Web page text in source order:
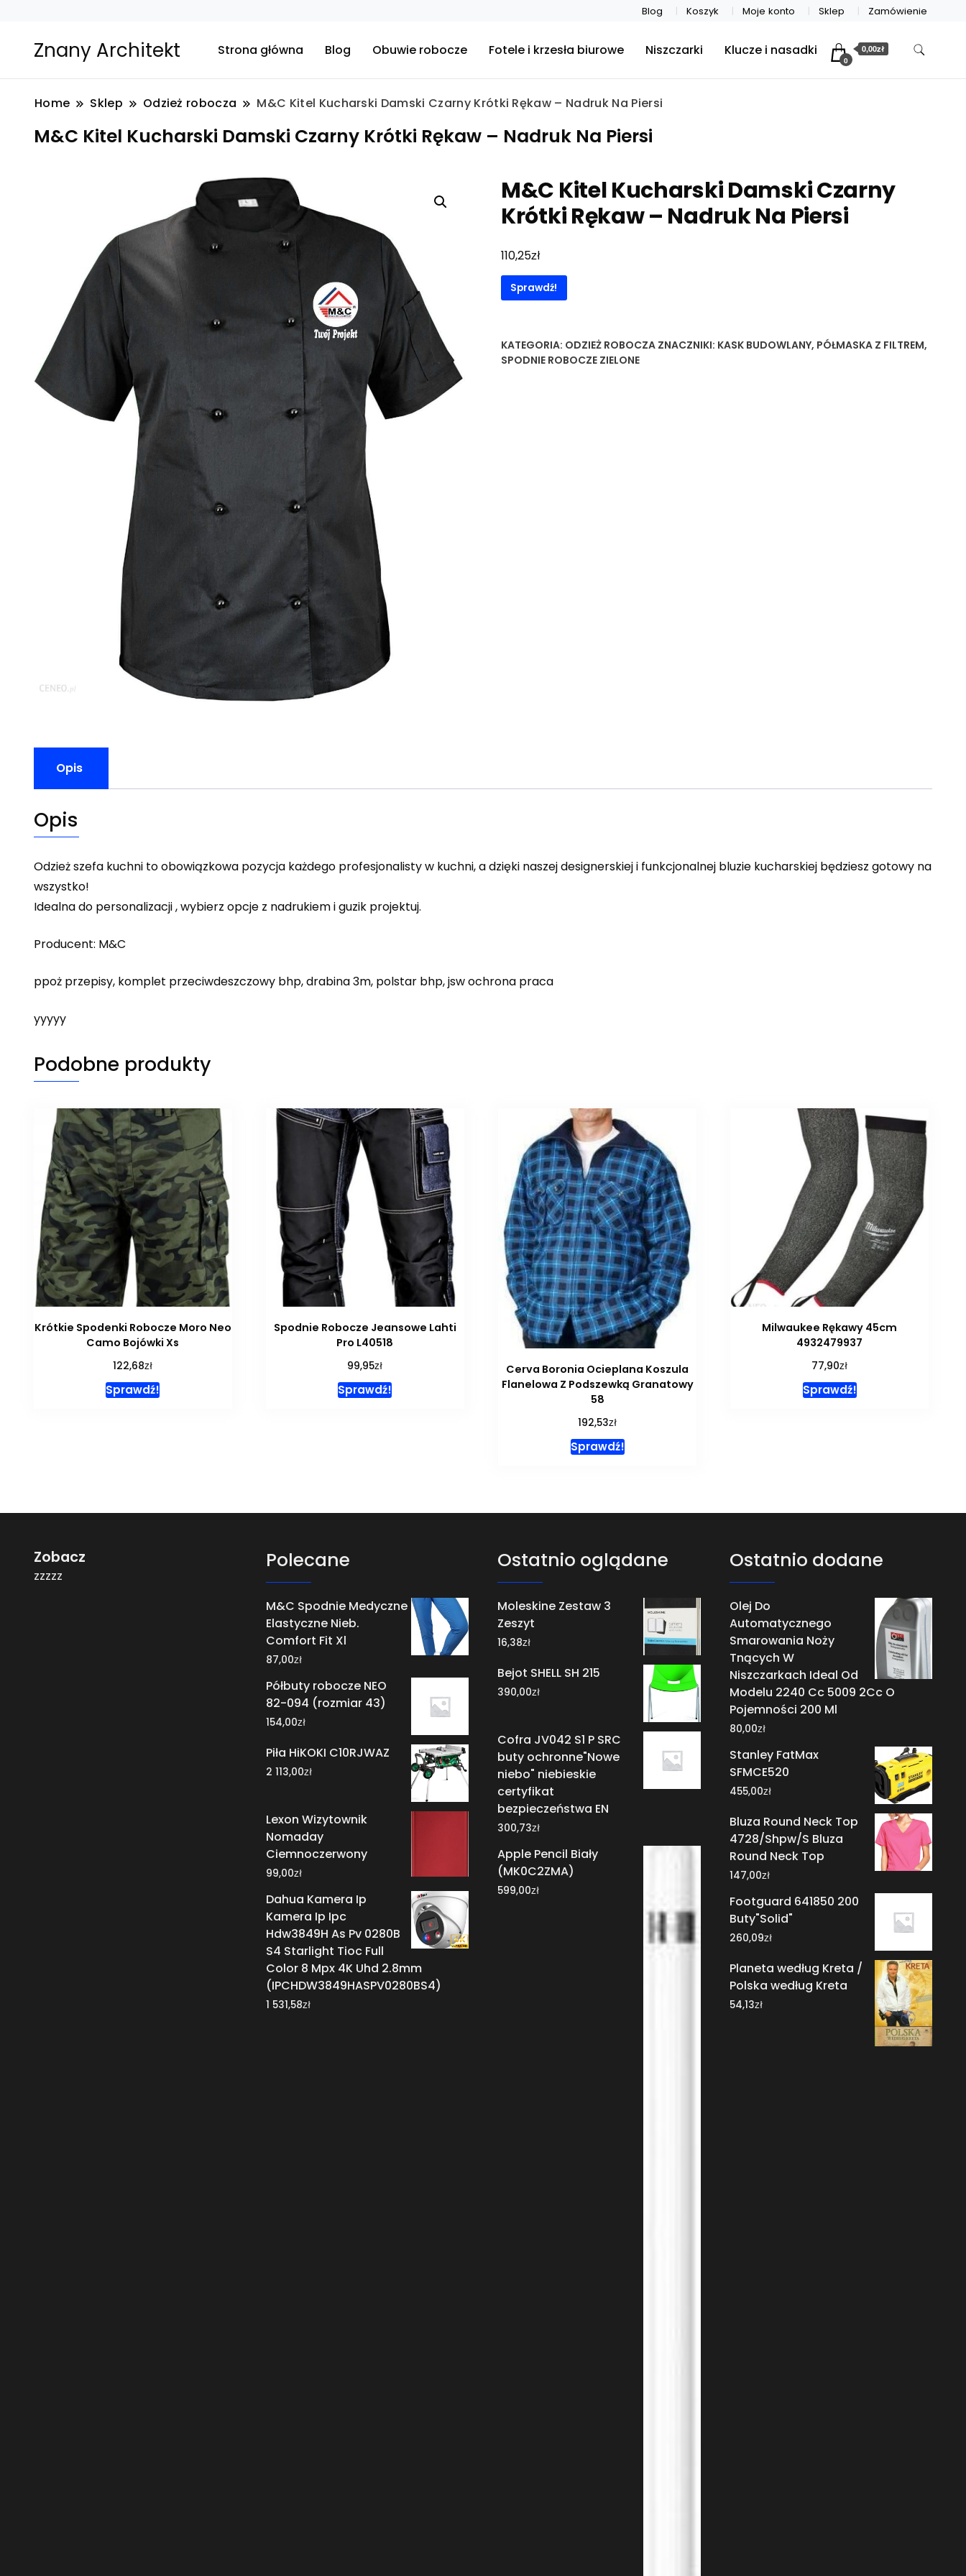
Blog Koszyk Moje konto Sklep Zamówienie
Znany Architekt Strona główna Blog Obuwie robocze Fotele i krzesła biurowe Niszczarki Klucze i nasadki
0
0,00zł
Home Sklep Odzież robocza M&C Kitel Kucharski Damski Czarny Krótki Rękaw – Nadruk Na Piersi
M&C Kitel Kucharski Damski Czarny Krótki Rękaw – Nadruk Na Piersi
M&C Kitel Kucharski Damski Czarny
Krótki Rękaw – Nadruk Na Piersi
110,25zł
Sprawdź!
KATEGORIA: ODZIEŻ ROBOCZA ZNACZNIKI: KASK BUDOWLANY, PÓŁMASKA Z FILTREM,
SPODNIE ROBOCZE ZIELONE
Opis
Opis
Odzież szefa kuchni to obowiązkowa pozycja każdego profesjonalisty w kuchni, a dzięki naszej designerskiej i funkcjonalnej bluzie kucharskiej będziesz gotowy na
wszystko!
Idealna do personalizacji , wybierz opcje z nadrukiem i guzik projektuj.
Producent: M&C
ppoż przepisy, komplet przeciwdeszczowy bhp, drabina 3m, polstar bhp, jsw ochrona praca
yyyyy
Podobne produkty
Krótkie Spodenki Robocze Moro Neo
Camo Bojówki Xs
122,68zł
Sprawdź!
Spodnie Robocze Jeansowe Lahti
Pro L40518
99,95zł
Sprawdź!
Cerva Boronia Ocieplana Koszula
Flanelowa Z Podszewką Granatowy
58
192,53zł
Sprawdź!
Milwaukee Rękawy 45cm
4932479937
77,90zł
Sprawdź!
Zobacz
zzzzz
Polecane
M&C Spodnie Medyczne
Elastyczne Nieb.
Comfort Fit Xl
87,00zł
Półbuty robocze NEO
82-094 (rozmiar 43)
154,00zł
Piła HiKOKI C10RJWAZ
2 113,00zł
Lexon Wizytownik
Nomaday
Ciemnoczerwony
99,00zł
Dahua Kamera Ip
Kamera Ip Ipc
Hdw3849H As Pv 0280B
S4 Starlight Tioc Full
Color 8 Mpx 4K Uhd 2.8mm
(IPCHDW3849HASPV0280BS4)
1 531,58zł
Ostatnio oglądane
Moleskine Zestaw 3
Zeszyt
16,38zł
Bejot SHELL SH 215
390,00zł
Cofra JV042 S1 P SRC
buty ochronne"Nowe
niebo" niebieskie
certyfikat
bezpieczeństwa EN
300,73zł
Apple Pencil Biały
(MK0C2ZMA)
599,00zł
Ostatnio dodane
Olej Do
Automatycznego
Smarowania Noży
Tnących W
Niszczarkach Ideal Od
Modelu 2240 Cc 5009 2Cc O
Pojemności 200 Ml
80,00zł
Stanley FatMax
SFMCE520
455,00zł
Bluza Round Neck Top
4728/Shpw/S Bluza
Round Neck Top
147,00zł
Footguard 641850 200
Buty"Solid"
260,09zł
Planeta według Kreta /
Polska według Kreta
54,13zł